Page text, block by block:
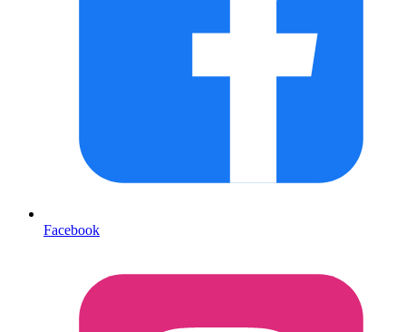
Facebook